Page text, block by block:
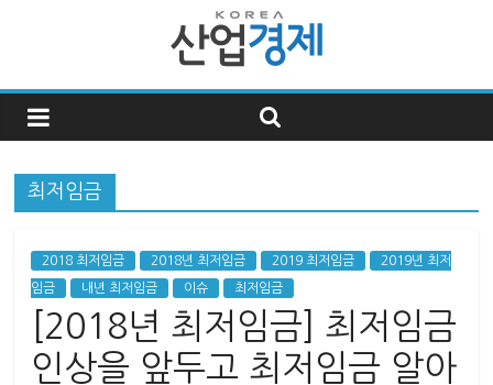
한
국
산
업
경
최저임금
2018 최저임금 2018년 최저임금 2019 최저임금 2019년 최저
임금 내년 최저임금 이슈 최저임금
[2018년 최저임금] 최저임금
인상을 앞두고 최저임금 알아